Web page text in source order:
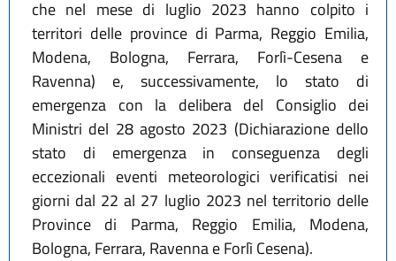
che nel mese di luglio 2023 hanno colpito i
territori delle province di Parma, Reggio Emilia,
Modena, Bologna, Ferrara, Forlì-Cesena e
Ravenna) e, successivamente, lo stato di
emergenza con la delibera del Consiglio dei
Ministri del 28 agosto 2023 (Dichiarazione dello
stato di emergenza in conseguenza degli
eccezionali eventi meteorologici verificatisi nei
giorni dal 22 al 27 luglio 2023 nel territorio delle
Province di Parma, Reggio Emilia, Modena,
Bologna, Ferrara, Ravenna e Forlì Cesena).